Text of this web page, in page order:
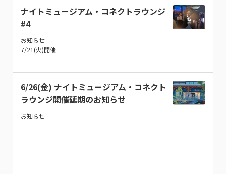
ナイトミュージアム・コネクトラウンジ
#4
お知らせ
7/21(火)開催
6/26(金) ナイトミュージアム・コネクト
ラウンジ開催延期のお知らせ
お知らせ